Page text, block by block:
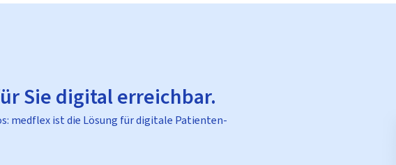
Sie digital erreichbar.
medflex ist die Lösung für digitale Patienten-